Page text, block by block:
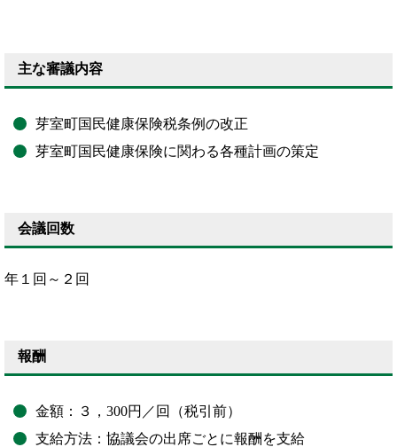
主な審議内容
芽室町国民健康保険税条例の改正
芽室町国民健康保険に関わる各種計画の策定
会議回数
年１回～２回
報酬
金額：３，300円／回（税引前）
支給方法：協議会の出席ごとに報酬を支給